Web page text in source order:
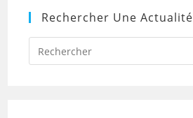
Rechercher Une Actualité